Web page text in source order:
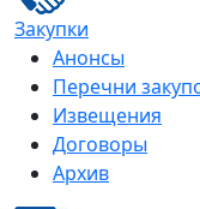
Закупки
Анонсы
Перечни
Извещения
Договоры
Архив